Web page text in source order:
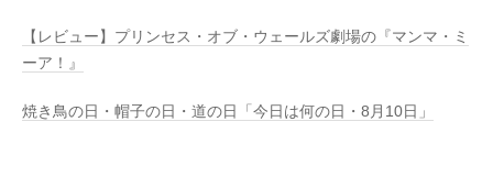
【レビュー】プリンセス・オブ・ウェールズ劇場の『マンマ・ミ
ーア！』
焼き鳥の日・帽子の日・道の日「今日は何の日・8月10日」